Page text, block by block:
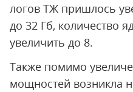
логов ТЖ пришлось
до 32 Гб, количество
увеличить до 8.
Также помимо
мощностей возникла